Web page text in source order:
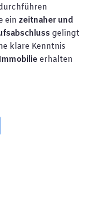
ein zeitnaher und
gelingt
klare Kenntnis
erhalten